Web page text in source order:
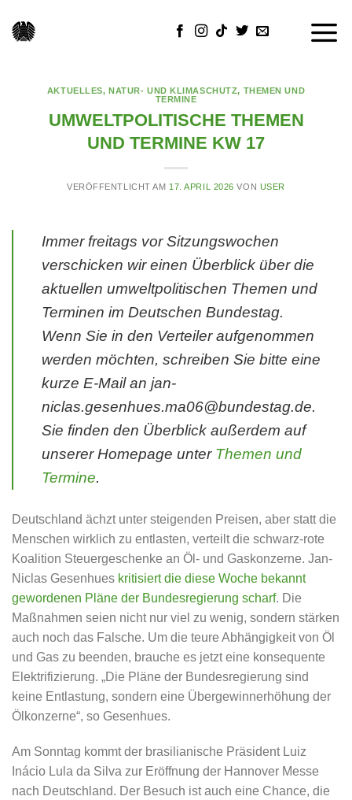
AKTUELLES,NATUR- UND KLIMASCHUTZ, THEMEN UND
TERMINE
UMWELTPOLITISCHE THEMEN
UND TERMINE KW 17
VERÖFFENTLICHT AM 17. APRIL 2026 VON USER
Immer freitags vor Sitzungswochen
verschicken wir einen Überblick über die
aktuellen umweltpolitischen Themen und
Terminen im Deutschen Bundestag.
Wenn Sie in den Verteiler aufgenommen
werden möchten, schreiben Sie bitte eine
kurze E-Mail an jan-
niclas.gesenhues.ma06@bundestag.de.
Sie finden den Überblick außerdem auf
unserer Homepage unter Themen und
Termine.
Deutschland ächzt unter steigenden Preisen, aber statt die
Menschen wirklich zu entlasten, verteilt die schwarz-rote
Koalition Steuergeschenke an Öl- und Gaskonzerne. Jan-
Niclas Gesenhues kritisiert die diese Woche bekannt
gewordenen Pläne der Bundesregierung scharf. Die
Maßnahmen seien nicht nur viel zu wenig, sondern stärken
auch noch das Falsche. Um die teure Abhängigkeit von Öl
und Gas zu beenden, brauche es jetzt eine konsequente
Elektrifizierung. „Die Pläne der Bundesregierung sind
keine Entlastung, sondern eine Übergewinnerhöhung der
Ölkonzerne“, so Gesenhues.
Am Sonntag kommt der brasilianische Präsident Luiz
Inácio Lula da Silva zur Eröffnung der Hannover Messe
nach Deutschland. Der Besuch ist auch eine Chance, die